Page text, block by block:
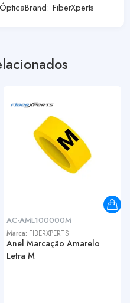
Brand: FiberXperts
AC-AML100000M
Marca: FIBERXPERTS
Anel Marcação Amarelo
Letra M